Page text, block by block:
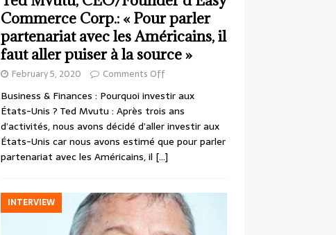
Commerce Corp.: « Pour parler
partenariat avec les Américains, il
faut aller puiser à la source »
February 5, 2020 Comments Off
Business & Finances : Pourquoi investir aux
États-Unis ? Ted Mvutu : Après trois ans
d’activités, nous avons décidé d’aller investir aux
États-Unis car nous avons estimé que pour parler
partenariat avec les Américains, il […]
INTERVIEW